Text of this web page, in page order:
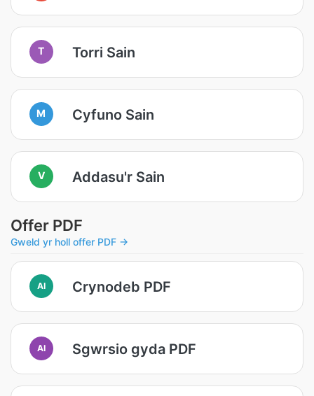
T Torri Sain
M Cyfuno Sain
V Addasu'r Sain
Offer PDF
Gweld yr holl offer PDF →
AI Crynodeb PDF
AI Sgwrsio gyda PDF